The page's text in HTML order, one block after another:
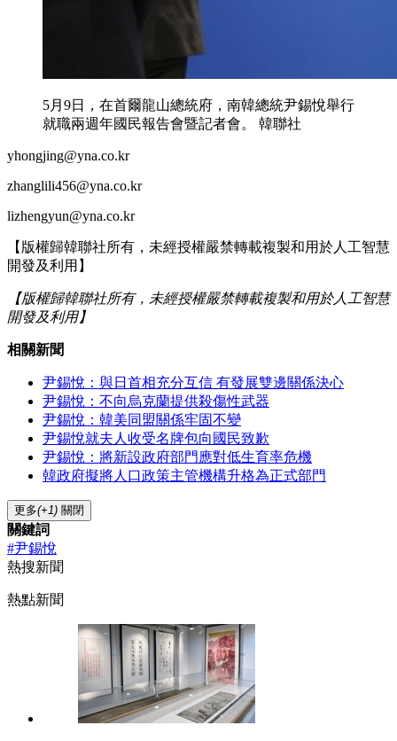
5月9日，在首爾龍山總統府，南韓總統尹錫悅舉行
就職兩週年國民報告會暨記者會。 韓聯社
yhongjing@yna.co.kr
zhanglili456@yna.co.kr
lizhengyun@yna.co.kr
【版權歸韓聯社所有，未經授權嚴禁轉載複製和用於人工智慧
開發及利用】
【版權歸韓聯社所有，未經授權嚴禁轉載複製和用於人工智慧
開發及利用】
相關新聞
尹錫悅：與日首相充分互信 有發展雙邊關係決心
尹錫悅：不向烏克蘭提供殺傷性武器
尹錫悅：韓美同盟關係牢固不變
尹錫悅就夫人收受名牌包向國民致歉
尹錫悅：將新設政府部門應對低生育率危機
韓政府擬將人口政策主管機構升格為正式部門
更多(+1) 關閉
關鍵詞
#尹錫悅
熱搜新聞
熱點新聞